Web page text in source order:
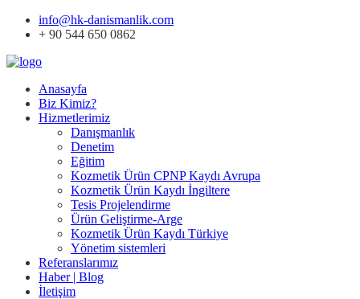
info@hk-danismanlik.com
+ 90 544 650 0862
Anasayfa
Biz Kimiz?
Hizmetlerimiz
Danışmanlık
Denetim
Eğitim
Kozmetik Ürün CPNP Kaydı Avrupa
Kozmetik Ürün Kaydı İngiltere
Tesis Projelendirme
Ürün Geliştirme-Arge
Kozmetik Ürün Kaydı Türkiye
Yönetim sistemleri
Referanslarımız
Haber | Blog
İletişim